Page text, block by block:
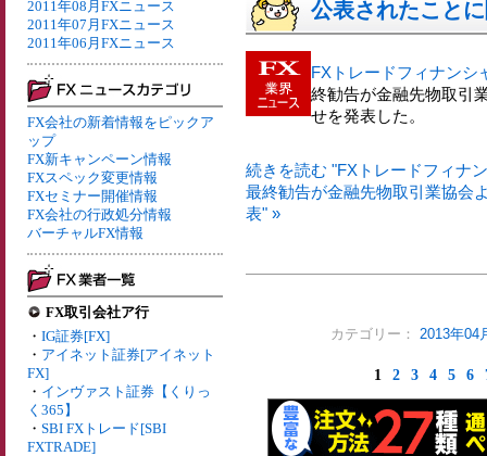
2011年08月FXニュース
2011年07月FXニュース
2011年06月FXニュース
FX会社の新着情報をピックア
ップ
FX新キャンペーン情報
FXスペック変更情報
FXセミナー開催情報
FX会社の行政処分情報
バーチャルFX情報
FX取引会社ア行
・ IG証券[FX]
・ アイネット証券[アイネット
FX]
・ インヴァスト証券【くりっ
く365】
・ SBI FXトレード[SBI
FXTRADE]
公表されたこと
FXトレードフィナンシ
終勧告が金融先物取引
せを発表した。
続きを読む "FXトレードフィナ
最終勧告が金融先物取引業協会
表" »
カテゴリー： 2013年04
1 2 3 4 5 6